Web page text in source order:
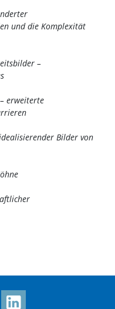
und die Komplexität
–
erweiterte
Bilder von